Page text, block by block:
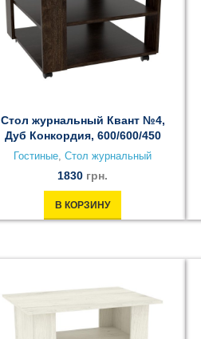
Стол журнальный Квант №4,
Дуб Конкордия, 600/600/450
Гостиные,Стол журнальный
1830 грн.
В КОРЗИНУ